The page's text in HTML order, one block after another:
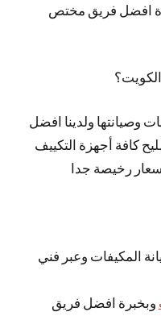
افضل فريق مختص
وصيانتها ولدينا افضل
كافة أجهزة التكييف
المكيفات وعبر فني
وبخبرة افضل فريق